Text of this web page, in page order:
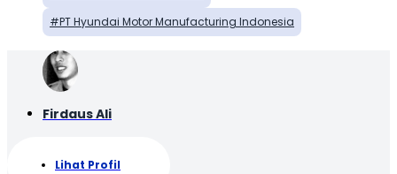
PT Hyundai Motor Manufacturing Indonesia
Firdaus Ali
Lihat Profil